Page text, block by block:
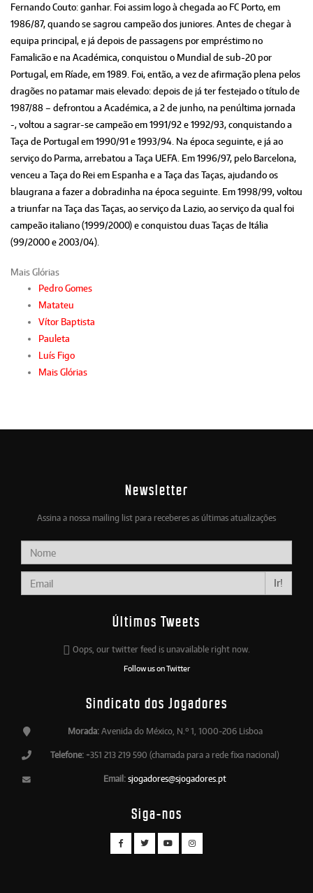
Fernando Couto: ganhar. Foi assim logo à chegada ao FC Porto, em
1986/87, quando se sagrou campeão dos juniores. Antes de chegar à
equipa principal, e já depois de passagens por empréstimo no
Famalicão e na Académica, conquistou o Mundial de sub-20 por
Portugal, em Ríade, em 1989. Foi, então, a vez de afirmação plena pelos
dragões no patamar mais elevado: depois de já ter festejado o título de
1987/88 – defrontou a Académica, a 2 de junho, na penúltima jornada
-, voltou a sagrar-se campeão em 1991/92 e 1992/93, conquistando a
Taça de Portugal em 1990/91 e 1993/94. Na época seguinte, e já ao
serviço do Parma, arrebatou a Taça UEFA. Em 1996/97, pelo Barcelona,
venceu a Taça do Rei em Espanha e a Taça das Taças, ajudando os
blaugrana a fazer a dobradinha na época seguinte. Em 1998/99, voltou
a triunfar na Taça das Taças, ao serviço da Lazio, ao serviço da qual foi
campeão italiano (1999/2000) e conquistou duas Taças de Itália
(99/2000 e 2003/04).
Mais Glórias
Pedro Gomes
Matateu
Vítor Baptista
Pauleta
Luís Figo
Mais Glórias
Newsletter
Assina a nossa mailing list para receberes as últimas atualizações
Ir!
Últimos Tweets
Oops, our twitter feed is unavailable right now.
Follow us on Twitter
Sindicato dos Jogadores
Morada:Avenida do México, N.º 1, 1000-206 Lisboa
Telefone: +351 213 219 590 (chamada para a rede fixa nacional)
Email: sjogadores@sjogadores.pt
Siga-nos